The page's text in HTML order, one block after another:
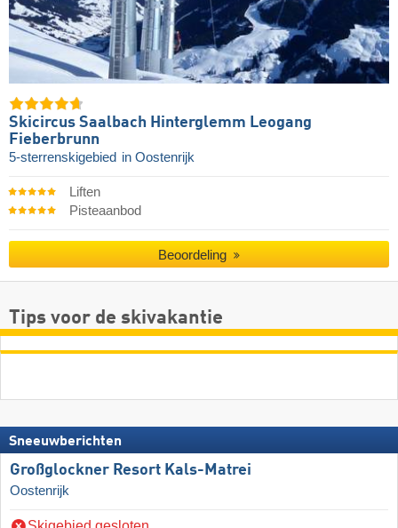
Skicircus Saalbach Hinterglemm Leogang
Fieberbrunn
5-sterrenskigebied in Oostenrijk
Liften
Pisteaanbod
Beoordeling
Tips voor de skivakantie
Sneeuwberichten
Großglockner Resort Kals-Matrei
Oostenrijk